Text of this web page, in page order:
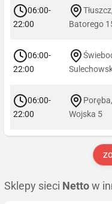
06:00-
22:00
Batorego
06:00-
22:00
06:00-
22:00
Wojska 5
Sklepy sieci Netto w